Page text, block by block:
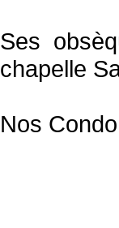
Ses
chapelle
Nos